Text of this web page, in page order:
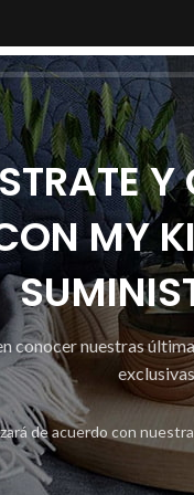
MY
conocer nuestras
de acuerdo con nuestra
SELECCIONAR CATEGORÍA
TIENDACONTACTAR
ENVASES, VASOS Y
SIDRA